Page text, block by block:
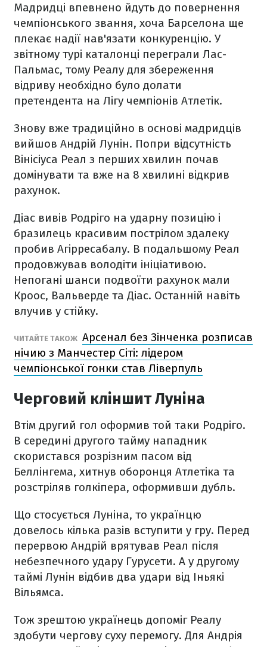
Мадридці впевнено йдуть до повернення
чемпіонського звання, хоча Барселона ще
плекає надії нав'язати конкуренцію. У
звітному турі каталонці переграли Лас-
Пальмас, тому Реалу для збереження
відриву необхідно було долати
претендента на Лігу чемпіонів Атлетік.
Знову вже традиційно в основі мадридців
вийшов Андрій Лунін. Попри відсутність
Вінісіуса Реал з перших хвилин почав
домінувати та вже на 8 хвилині відкрив
рахунок.
Діас вивів Родріго на ударну позицію і
бразилець красивим пострілом здалеку
пробив Агірресабалу. В подальшому Реал
продовжував володіти ініціативою.
Непогані шанси подвоїти рахунок мали
Кроос, Вальверде та Діас. Останній навіть
влучив у стійку.
ЧИТАЙТЕ ТАКОЖ Арсенал без Зінченка розписав
нічию з Манчестер Сіті: лідером
чемпіонської гонки став Ліверпуль
Черговий кліншит Луніна
Втім другий гол оформив той таки Родріго.
В середині другого тайму нападник
скористався розрізним пасом від
Беллінгема, хитнув оборонця Атлетіка та
розстріляв голкіпера, оформивши дубль.
Що стосується Луніна, то українцю
довелось кілька разів вступити у гру. Перед
перервою Андрій врятував Реал після
небезпечного удару Гурусети. А у другому
таймі Лунін відбив два удари від Іньякі
Вільямса.
Тож зрештою українець допоміг Реалу
здобути чергову суху перемогу. Для Андрія